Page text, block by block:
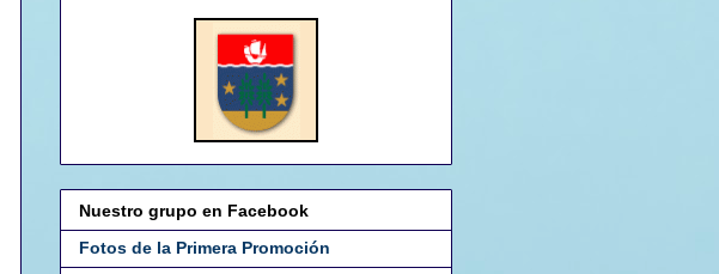
Nuestro grupo en Facebook
Fotos de la Primera Promoción